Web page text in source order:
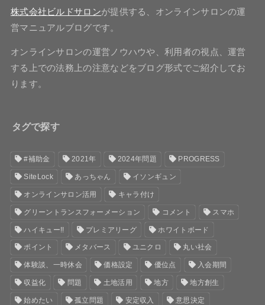
株式会社ビルドサロンが提供する、オンラインサロンの運
営マニュアルブログです。
オンラインサロンの運営ノウハウや、利用者の視点、運営
する上での法務上の注意などをブログ形式でご紹介してお
ります。
タグで探す
#補助金 2021年 2024年問題 PROGRESS
SiteLock あっちゃん イソンギュン
オンラインサロン活用 キャラ付け
グリーントランスフォーメーション コメント スマホ
ハイキュー!! プレミアリーグ ホワイトボード
ポイント メタバース ユニクロ 丸い社会
体験談、一時休会 価格設定 優位点 入会期間
収益化 問題 土地活用 地方 地方創生
始めたい 孤立問題 安定収入 意思決定